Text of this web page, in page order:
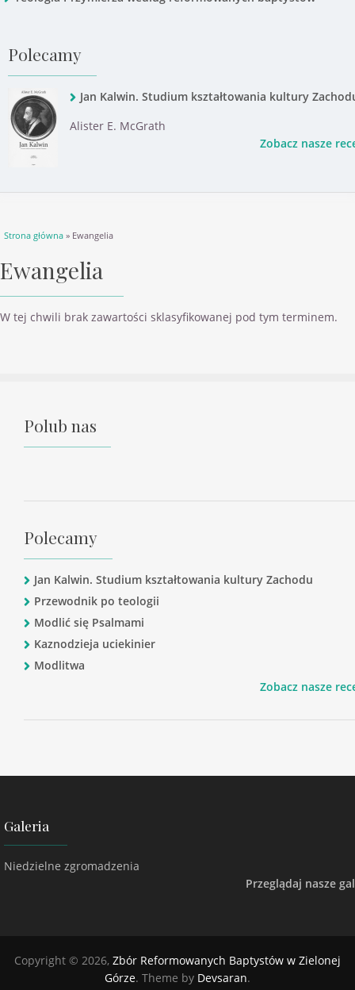
Polecamy
Jan Kalwin. Studium kształtowania kultury
Alister E. McGrath
Zobacz nasze
Jesteś tutaj
Strona główna » Ewangelia
Ewangelia
W tej chwili brak zawartości sklasyfikowanej pod tym terminem.
Polub nas
Polecamy
Jan Kalwin. Studium kształtowania kultury Zachodu
Przewodnik po teologii
Modlić się Psalmami
Kaznodzieja uciekinier
Modlitwa
Zobacz nasze
Galeria
Niedzielne zgromadzenia
Przeglądaj nasze
Copyright © 2026, Zbór Reformowanych Baptystów w Zielonej
Górze. Theme by Devsaran.